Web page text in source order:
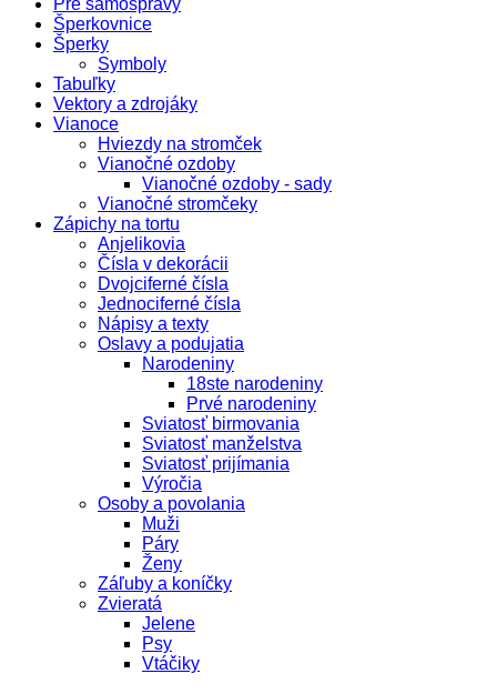
Pre samosprávy
Šperkovnice
Šperky
Symboly
Tabuľky
Vektory a zdrojáky
Vianoce
Hviezdy na stromček
Vianočné ozdoby
Vianočné ozdoby - sady
Vianočné stromčeky
Zápichy na tortu
Anjelikovia
Čísla v dekorácii
Dvojciferné čísla
Jednociferné čísla
Nápisy a texty
Oslavy a podujatia
Narodeniny
18ste narodeniny
Prvé narodeniny
Sviatosť birmovania
Sviatosť manželstva
Sviatosť prijímania
Výročia
Osoby a povolania
Muži
Páry
Ženy
Záľuby a koníčky
Zvieratá
Jelene
Psy
Vtáčiky